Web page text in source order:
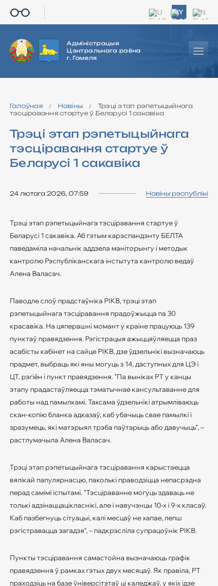
RU BY EN
Адміністрацыя
Цэнтральнага раёна
г. Гомеля
Галоўная / Навіны /
Трэці этап рэпетыцыйнага
тэсціравання стартуе ў Беларусі 1 сакавіка
Трэці этап рэпетыцыйнага
тэсціравання стартуе ў
Беларусі 1 сакавіка
24 лютага 2026, 07:59 Навіны рэспублікі
Трэці этап рэпетыцыйнага тэсціравання стартуе ў
Беларусі 1 сакавіка. Аб гэтым карэспандэнту БЕЛТА
паведаміла начальнік аддзела маніторынгу і методык
кантролю Рэспубліканскага інстытута кантролю ведаў
Алена Валасач.
Паводле слоў прадстаўніка РІКВ, трэці этап
рэпетыцыйнага тэсціравання прадоўжыцца па 30
красавіка. На цяперашні момант у краіне працуюць 139
пунктаў правядзення. Рэгістрацыя ажыццяўляецца праз
асабісты кабінет на сайце РІКВ, дзе ўдзельнікі вызначаюць
прадмет, выбраць які яны могуць з 14, даступных для ЦЭ і
ЦТ, рэгіён і пункт правядзення. "Па выніках РТ у канцы
этапу прадастаўляецца тэматычнае кансультаванне для
работы над памылкамі. Таксама ўдзельнікі атрымліваюць
скан-копію бланка адказаў, каб убачыць свае памылкі і
зразумець, які матэрыял трэба паўтарыць або давучыць", –
растлумачыла Алена Валасач.
Трэці этап рэпетыцыйнага тэсціравання карыстаецца
вялікай папулярнасцю, паколькі праводзіцца непасрэдна
перад самімі іспытамі. "Тэсціраванне могуць здаваць не
толькі адзінаццацікласнікі, але і навучэнцы 10-х і 9-х класаў.
Каб пазбегнуць сітуацыі, калі месцаў не хапае, лепш
рэгістравацца загадзя", – падкрэсліла супрацоўнік РІКВ.
Пункты тэсціравання самастойна вызначаюць графік
правядзення ў рамках гэтых двух месяцаў. Як правіла, РТ
праходзіць на базе ўніверсітэтаў ці каледжаў, у якіх ідзе